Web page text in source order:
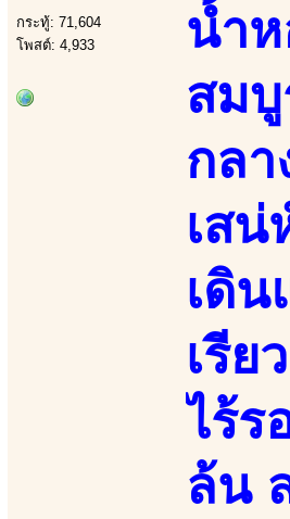
กระทู้: 71,604
โพสต์: 4,933
น้ำ
สม
กล
เส
เดิน
เรีย
ไร้ร
ล้น